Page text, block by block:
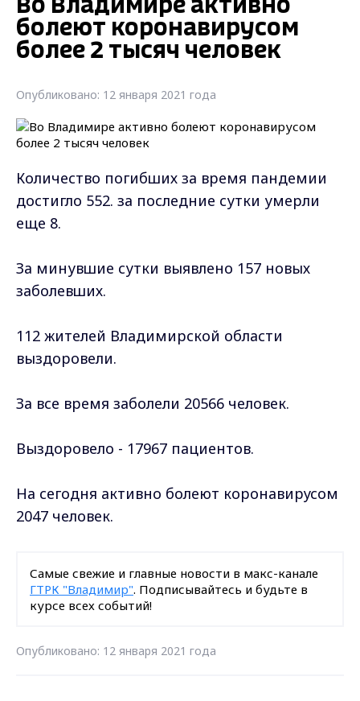
Во Владимире активно
болеют коронавирусом
более 2 тысяч человек
Опубликовано: 12 января 2021 года
Количество погибших за время пандемии
достигло 552. за последние сутки умерли
еще 8.
За минувшие сутки выявлено 157 новых
заболевших.
112 жителей Владимирской области
выздоровели.
За все время заболели 20566 человек.
Выздоровело - 17967 пациентов.
На сегодня активно болеют коронавирусом
2047 человек.
Самые свежие и главные новости в макс-канале
ГТРК "Владимир". Подписывайтесь и будьте в
курсе всех событий!
Опубликовано: 12 января 2021 года